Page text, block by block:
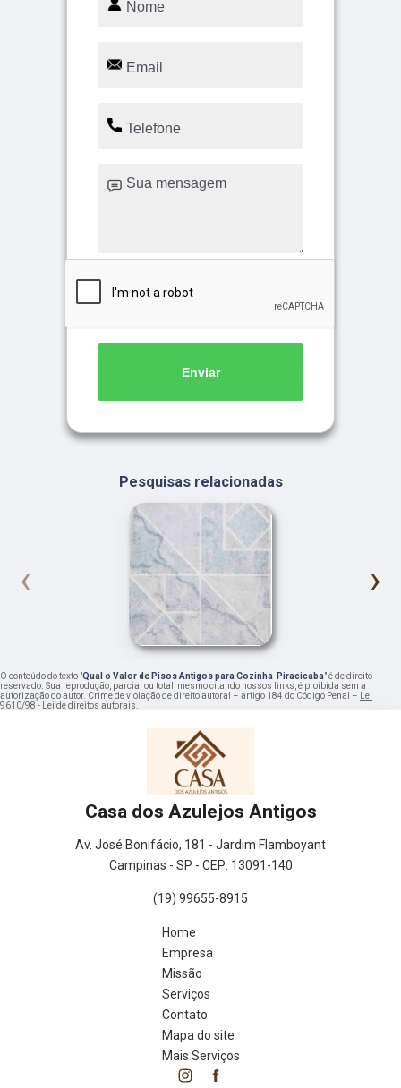
Enviar
Pesquisas relacionadas
‹ ›
O conteúdo do texto "Qual o Valor de Pisos Antigos para Cozinha Piracicaba" é de direito
reservado. Sua reprodução, parcial ou total, mesmo citando nossos links, é proibida sem a
autorização do autor. Crime de violação de direito autoral – artigo 184 do Código Penal –
Lei
9610/98 - Lei de direitos autorais
Casa dos Azulejos Antigos
Av. José Bonifácio, 181 - Jardim Flamboyant
Campinas - SP - CEP: 13091-140
(19) 99655-8915
Home
Empresa
Missão
Serviços
Contato
Mapa do site
Mais Serviços